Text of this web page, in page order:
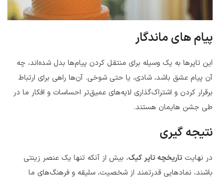
پیام های ماندگار
این تاپرها به یک وسیله برای منتقل کردن پیام‌ها بدل شده‌اند، چه
آن پیام عشق باشد، شادی، یا حتی شوخی. آن‌ها راهی برای ارتباط
برقرار کردن و اشتراک‌گذاری لایه‌های عمیق‌تر احساسات و افکار ما در
طی جشن‌ هایمان هستند.
نتیجه گیری
در نهایت تاریخچه تاپر کیک، بیش از آنکه تنها یک عنصر زینتی
باشند، نمادهایی قدرتمند از شخصیت، سلیقه و فرهنگ‌های ما